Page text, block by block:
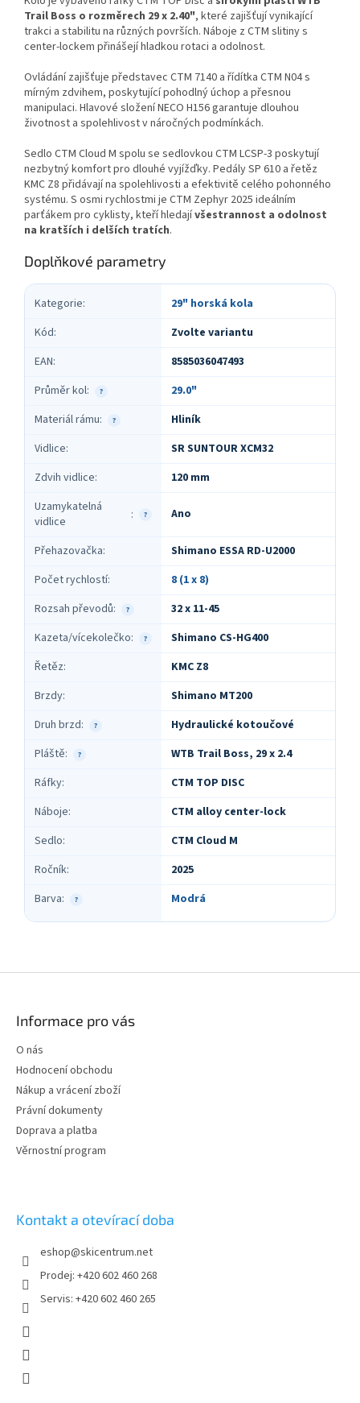
Trail Boss o rozměrech 29 x 2.40", které zajišťují vynikající
trakci a stabilitu na různých površích. Náboje z CTM slitiny s
center-lockem přinášejí hladkou rotaci a odolnost.
Ovládání zajišťuje představec CTM 7140 a řídítka CTM N04 s
mírným zdvihem, poskytující pohodlný úchop a přesnou
manipulaci. Hlavové složení NECO H156 garantuje dlouhou
životnost a spolehlivost v náročných podmínkách.
Sedlo CTM Cloud M spolu se sedlovkou CTM LCSP-3 poskytují
nezbytný komfort pro dlouhé vyjížďky. Pedály SP 610 a řetěz
KMC Z8 přidávají na spolehlivosti a efektivitě celého pohonného
systému. S osmi rychlostmi je CTM Zephyr 2025 ideálním
parťákem pro cyklisty, kteří hledajívšestrannost a odolnost
na kratších i delších tratích.
Doplňkové parametry
Kategorie:
29" horská kola
Kód:
Zvolte variantu
EAN: 8585036047493
?
Průměr kol: 29.0"
?
Materiál rámu:
Hliník
Vidlice:
SR SUNTOUR XCM32
Zdvih vidlice: 120 mm
?
Uzamykatelná
vidlice
: Ano
Přehazovačka:
Shimano ESSA RD-U2000
Počet rychlostí: 8 (1 x 8)
?
Rozsah převodů: 32 x 11-45
?
Kazeta/vícekolečko:
Shimano CS-HG400
Řetěz:
KMC Z8
Brzdy: Shimano MT200
?
Druh brzd: Hydraulické kotoučové
?
Pláště:
WTB Trail Boss, 29 x 2.4
Ráfky:
CTM TOP DISC
Náboje:
CTM alloy center-lock
Sedlo:
CTM Cloud M
Ročník: 2025
?
Barva: Modrá
Informace pro vás
O nás
Hodnocení obchodu
Nákup a vrácení zboží
Právní dokumenty
Doprava a platba
Věrnostní program
Kontakt a otevírací doba
eshop@skicentrum.net
Prodej: +420 602 460 268
Servis: +420 602 460 265